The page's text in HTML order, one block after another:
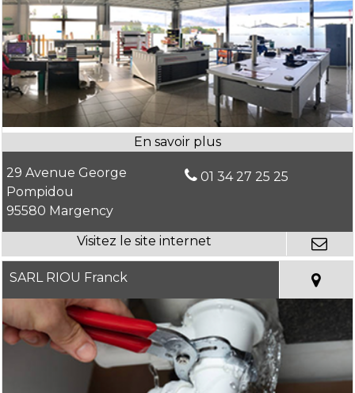
29 Avenue George
Pompidou
95580 Margency
01 34 27 25 25
SARL RIOU Franck